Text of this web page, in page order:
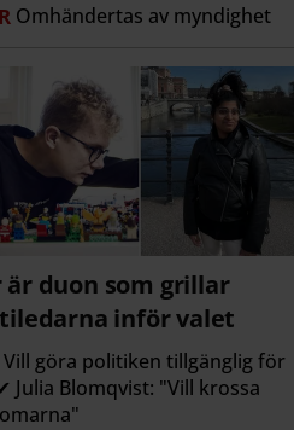
Omhändertas av myndighet
är duon som grillar
inför valet
Vill göra politiken tillgänglig för
Julia Blomqvist: "Vill krossa